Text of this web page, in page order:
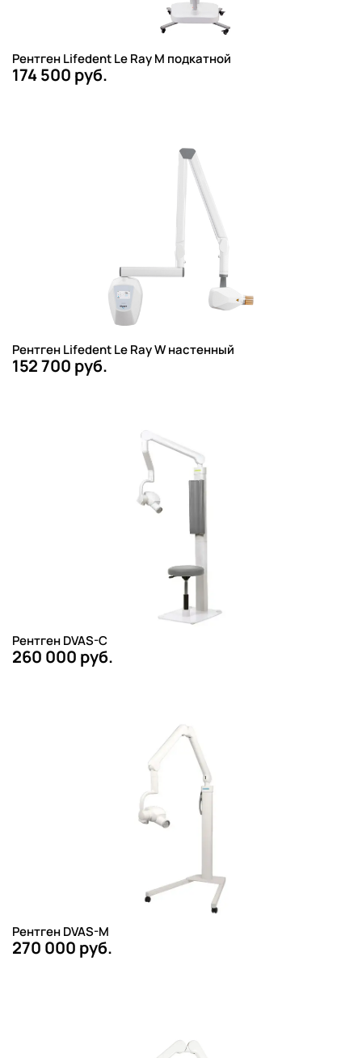
Рентген Lifedent Le Ray M подкатной
174 500 руб.
Рентген Lifedent Le Ray W настенный
152 700 руб.
Рентген DVAS-C
260 000 руб.
Рентген DVAS-M
270 000 руб.